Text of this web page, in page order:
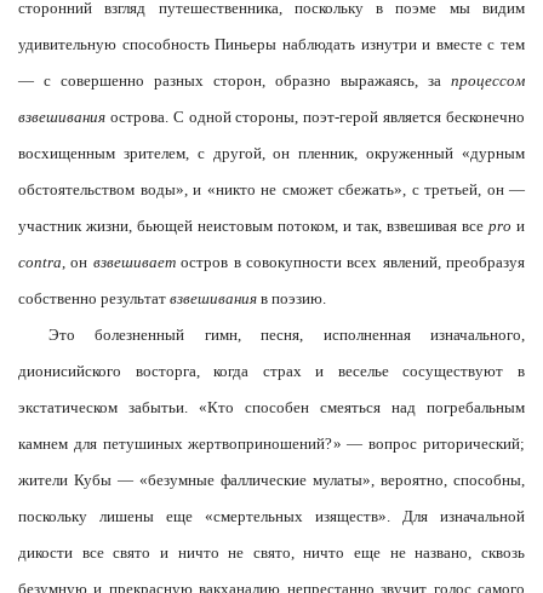
сторонний взгляд путешественника, поскольку в поэме мы видим
удивительную способность Пиньеры наблюдать изнутри и вместе с тем
— с совершенно разных сторон, образно выражаясь, за процессом
взвешивания острова. С одной стороны, поэт-герой является бесконечно
восхищенным зрителем, с другой, он пленник, окруженный «дурным
обстоятельством воды», и «никто не сможет сбежать», с третьей, он —
участник жизни, бьющей неистовым потоком, и так, взвешивая все pro и
contra, он взвешиваетостров в совокупности всех явлений, преобразуя
собственно результат взвешивания в поэзию.
Это болезненный гимн, песня, исполненная изначального,
дионисийского восторга, когда страх и веселье сосуществуют в
экстатическом забытьи. «Кто способен смеяться над погребальным
камнем для петушиных жертвоприношений?» — вопрос риторический;
жители Кубы — «безумные фаллические мулаты», вероятно, способны,
поскольку лишены еще «смертельных изяществ». Для изначальной
дикости все свято и ничто не свято, ничто еще не названо, сквозь
безумную и прекрасную вакханалию непрестанно звучит голос самого